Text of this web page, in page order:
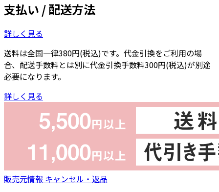
支払い / 配送方法
詳しく見る
送料は全国一律380円(税込)です。代金引換をご利用の場
合、配送手数料とは別に代金引換手数料300円(税込)が別途
必要になります。
詳しく見る
販売元情報 キャンセル・返品